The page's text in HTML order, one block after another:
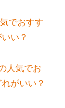
でおすす
い？
人気でお
がいい？